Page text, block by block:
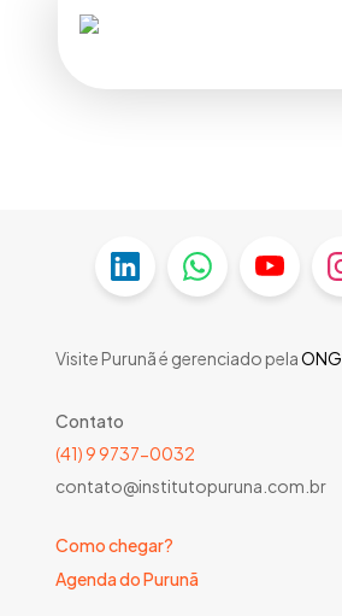
Visite Purunã é gerenciado pelaONG
Contato
(41) 9 9737-0032
contato@institutopuruna.com.br
Como chegar?
Agenda do Purunã